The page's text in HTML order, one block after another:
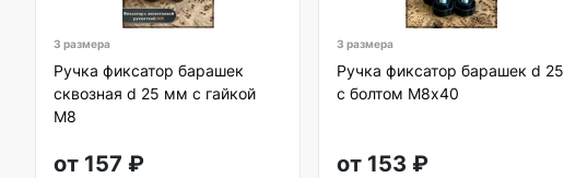
3 размера
Ручка фиксатор барашек
сквозная d 25 мм с гайкой
М8
от 157 ₽
3 размера
Ручка фиксатор барашек d 25
с болтом М8х40
от 153 ₽